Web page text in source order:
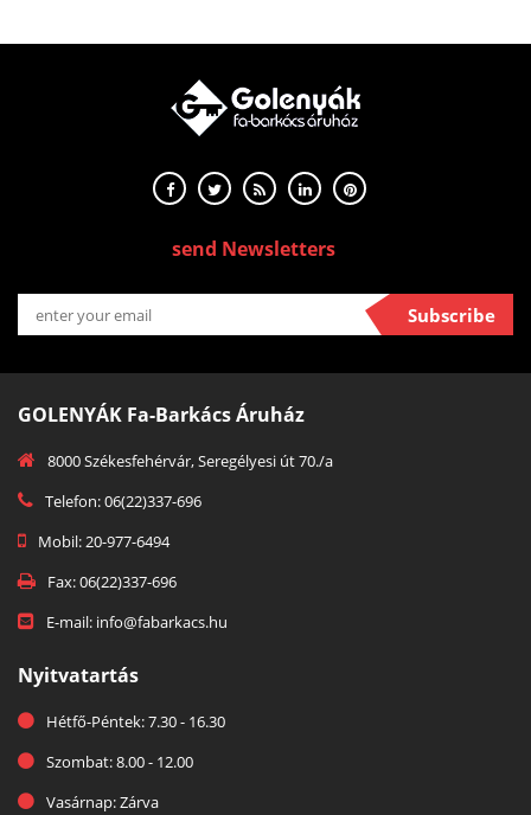
send Newsletters
Subscribe
GOLENYÁK Fa-Barkács Áruház
8000 Székesfehérvár, Seregélyesi út 70./a
Telefon: 06(22)337-696
Mobil: 20-977-6494
Fax: 06(22)337-696
E-mail: info@fabarkacs.hu
Nyitvatartás
Hétfő-Péntek: 7.30 - 16.30
Szombat: 8.00 - 12.00
Vasárnap: Zárva